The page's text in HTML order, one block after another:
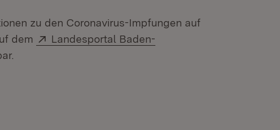
zu den Coronavirus-Impfungen auf
Fenster)
dem Extern:
Landesportal Baden-